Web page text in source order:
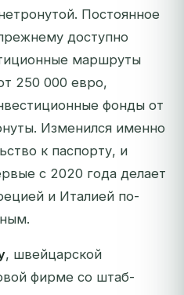
Постоянное
доступно
маршруты
250 000 евро,
фонды от
Изменился именно
к паспорту, и
с 2020 года делает
и Италией по-
, швейцарской
фирме со штаб-